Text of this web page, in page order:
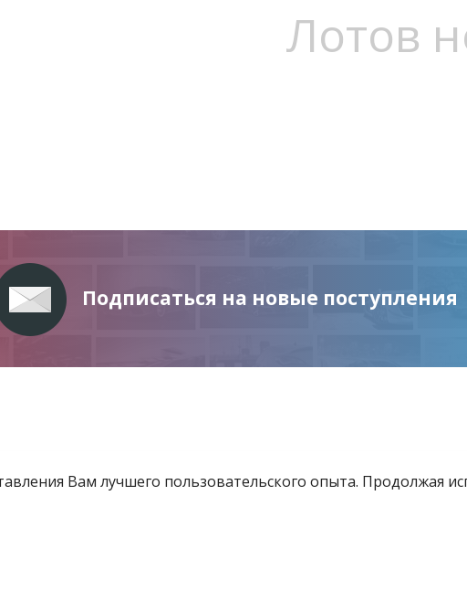
Лотов
Подписаться на новые поступления
Вам лучшего пользовательского опыта. Продолжая